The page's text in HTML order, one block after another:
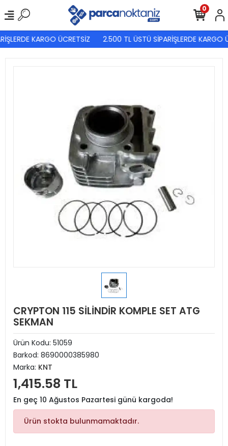
KARGO ÜCRETSİZ 2.500 TL ÜSTÜ SİPARİŞLERDE KARGO
0
CRYPTON 115 SİLİNDİR KOMPLE SET ATG
SEKMAN
Ürün Kodu: 51059
Barkod: 8690000385980
Marka: KNT
1,415.58 TL
En geç 10 Ağustos Pazartesi günü kargoda!
Ürün stokta bulunmamaktadır.